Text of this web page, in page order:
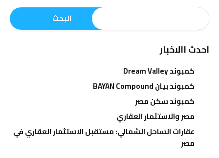
البحث
احدث االاخبار
كمبوند Dream Valley
كمبوند بيان BAYAN Compound
كمبوند سكن مصر
مصر والاستثمار العقاري
عقارات الساحل الشمالي: مستقبل الاستثمار العقاري في
مصر